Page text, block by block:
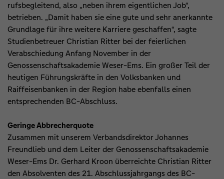
rufsbegleitend, also „neben ihrem eigentlichen Job“,
betrieben. „Damit haben sie eine gute und sehr anerkannte
Grundlage für ihre weitere Karriere geschaffen“, sagte
Studienbetreuer Christian Ritter bei der feierlichen
Verabschiedung Anfang November in der
Genossenschaftsakademie Weser-Ems. Ein großer Teil der
heutigen Führungskräfte in den Volksbanken und
Raiffeisenbanken in der Region habe ebenfalls einen
entsprechenden BC-Abschluss.
Geringe Abbrecherquote
Zusammen mit unserem Verbandsdirektor Johannes
Freundlieb und dem Leiter der Genossenschaftsakademie
Weser-Ems Dr. Gerhard Kroon überreichte Christian Ritter
den Absolventen des 21. Abschlussjahrgangs des BC-